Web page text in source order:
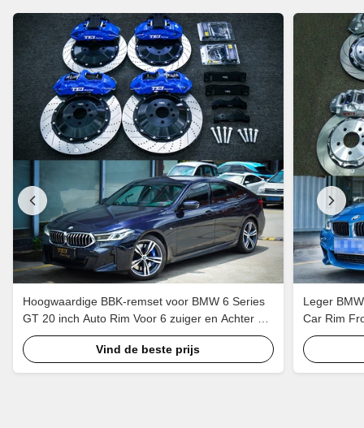
Hoogwaardige BBK-remset voor BMW 6 Series
GT 20 inch Auto Rim Voor 6 zuiger en Achter 4
zuiger klem om EBP te houden
Vind de beste prijs
Leger
Car Rim
Brake